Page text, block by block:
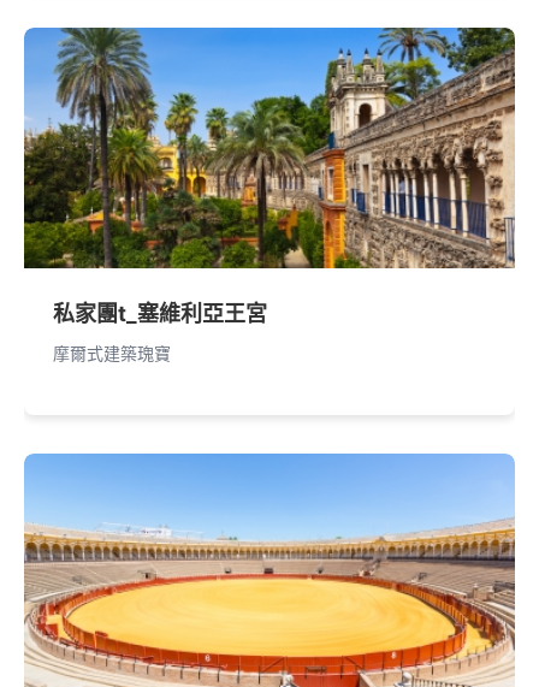
私家團t_塞維利亞王宮
摩爾式建築瑰寶